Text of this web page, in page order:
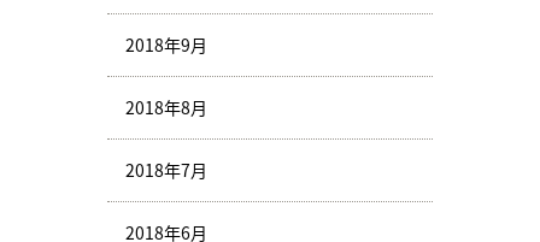
2018年9月
2018年8月
2018年7月
2018年6月